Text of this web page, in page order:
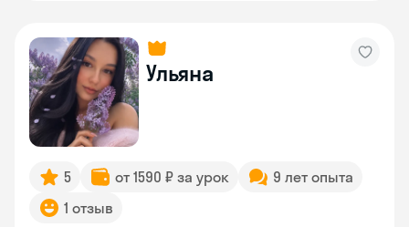
Ульяна
5 от 1590 ₽ за урок
9 лет опыта
1 отзыв